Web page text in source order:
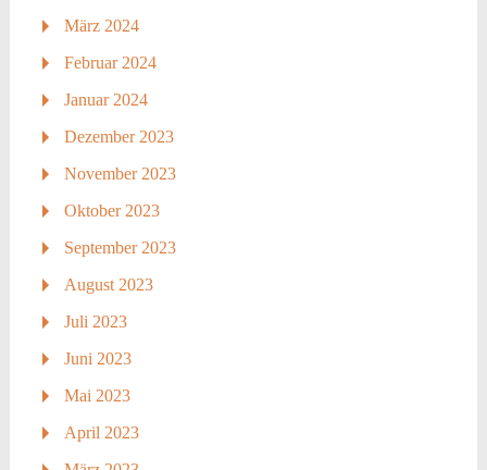
März 2024
Februar 2024
Januar 2024
Dezember 2023
November 2023
Oktober 2023
September 2023
August 2023
Juli 2023
Juni 2023
Mai 2023
April 2023